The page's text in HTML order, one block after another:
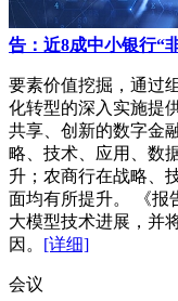
告：近8成中小银行“
要素价值挖掘，通过
化转型的深入实施提
共享、创新的数字金
略、技术、应用、数
升；农商行在战略、
面均有所提升。 《报
大模型技术进展，并
因。 [详细]
会议